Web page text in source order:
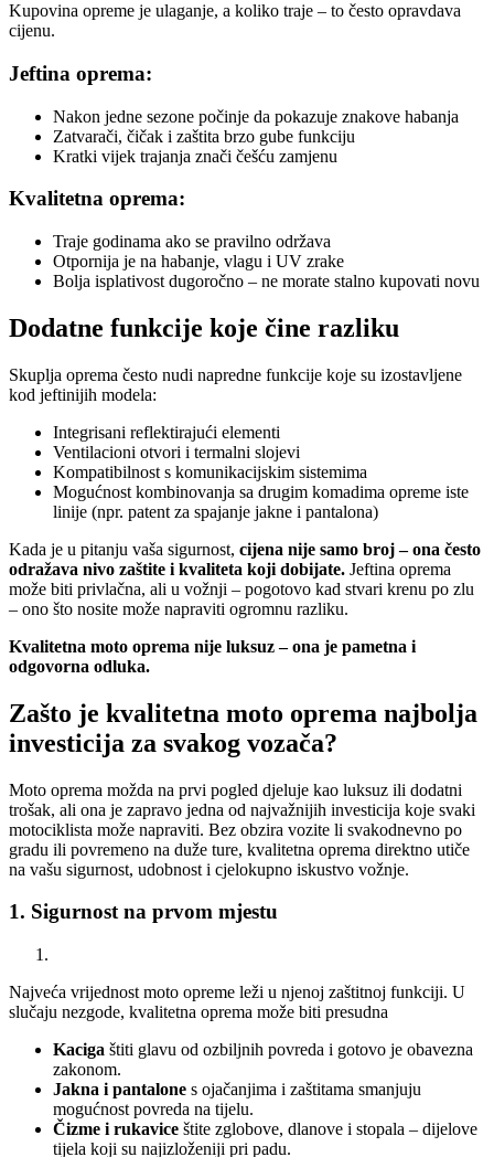
Kupovina opreme je ulaganje, a koliko traje – to često opravdava
cijenu.
Jeftina oprema:
Nakon jedne sezone počinje da pokazuje znakove habanja
Zatvarači, čičak i zaštita brzo gube funkciju
Kratki vijek trajanja znači češću zamjenu
Kvalitetna oprema:
Traje godinama ako se pravilno održava
Otpornija je na habanje, vlagu i UV zrake
Bolja isplativost dugoročno – ne morate stalno kupovati novu
Dodatne funkcije koje čine razliku
Skuplja oprema često nudi napredne funkcije koje su izostavljene
kod jeftinijih modela:
Integrisani reflektirajući elementi
Ventilacioni otvori i termalni slojevi
Kompatibilnost s komunikacijskim sistemima
Mogućnost kombinovanja sa drugim komadima opreme iste
linije (npr. patent za spajanje jakne i pantalona)
Kada je u pitanju vaša sigurnost, cijena nije samo broj – ona često
odražava nivo zaštite i kvaliteta koji dobijate. Jeftina oprema
može biti privlačna, ali u vožnji – pogotovo kad stvari krenu po zlu
– ono što nosite može napraviti ogromnu razliku.
Kvalitetna moto oprema nije luksuz – ona je pametna i
odgovorna odluka.
Zašto je kvalitetna moto oprema najbolja
investicija za svakog vozača?
Moto oprema možda na prvi pogled djeluje kao luksuz ili dodatni
trošak, ali ona je zapravo jedna od najvažnijih investicija koje svaki
motociklista može napraviti. Bez obzira vozite li svakodnevno po
gradu ili povremeno na duže ture, kvalitetna oprema direktno utiče
na vašu sigurnost, udobnost i cjelokupno iskustvo vožnje.
1. Sigurnost na prvom mjestu
Najveća vrijednost moto opreme leži u njenoj zaštitnoj funkciji. U
slučaju nezgode, kvalitetna oprema može biti presudna
Kaciga štiti glavu od ozbiljnih povreda i gotovo je obavezna
zakonom.
Jakna i pantalone s ojačanjima i zaštitama smanjuju
mogućnost povreda na tijelu.
Čizme i rukavice štite zglobove, dlanove i stopala – dijelove
tijela koji su najizloženiji pri padu.